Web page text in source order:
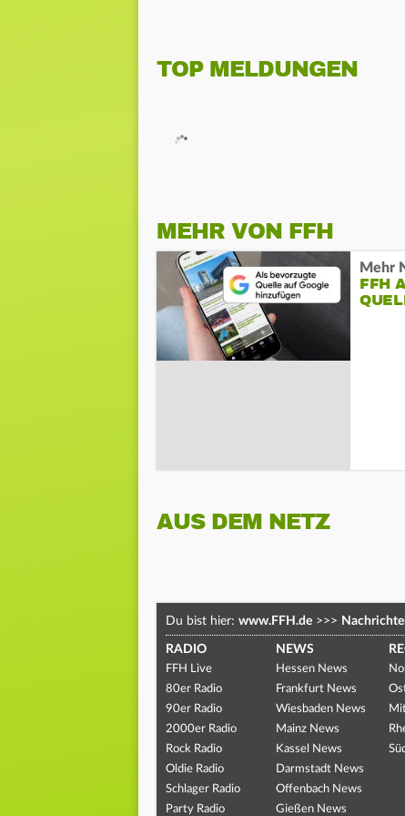
TOP MELDUNGEN
MEHR VON FFH
Mehr
FFH
AUS DEM NETZ
Du bist hier: www.FFH.de >>>
RADIO
FFH Live
80er Radio
90er Radio
2000er Radio
Rock Radio
Oldie Radio
Schlager Radio
Party Radio
NEWS
Hessen News
Frankfurt News
Wiesbaden News
Mainz News
Kassel News
Darmstadt News
Offenbach News
Gießen News